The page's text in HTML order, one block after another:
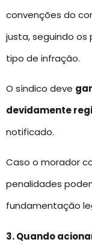
convenções do
justa, seguindo
tipo de infração.
O síndico deve
devidamente
notificado.
Caso o morador
penalidades
fundamentação
3. Quando